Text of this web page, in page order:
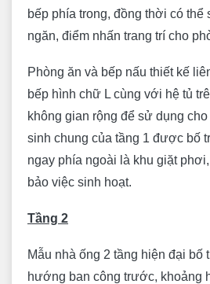
bếp phía trong, đồng thời có thể
ngăn, điểm nhấn trang trí cho
Phòng ăn và bếp nấu thiết kế
bếp hình chữ L cùng với hệ tủ
không gian rộng để sử dụng
sinh chung của tầng 1 được bố
ngay phía ngoài là khu giặt
bảo việc sinh hoạt.
Tầng 2
Mẫu nhà ống 2 tầng hiện đại bố
hướng ban công trước, khoảng